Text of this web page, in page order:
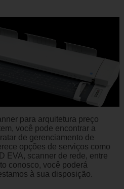
para arquitetura preço
você pode encontrar a
de gerenciamento de
opções de serviços como
EVA, scanner de rede, entre
conosco, você poderá
à sua disposição.